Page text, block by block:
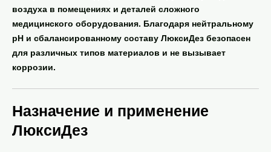
воздуха в помещениях и деталей сложного
медицинского оборудования. Благодаря нейтральному
pH и сбалансированному составу ЛюксиДез безопасен
для различных типов материалов и не вызывает
коррозии.
Назначение и применение
ЛюксиДез